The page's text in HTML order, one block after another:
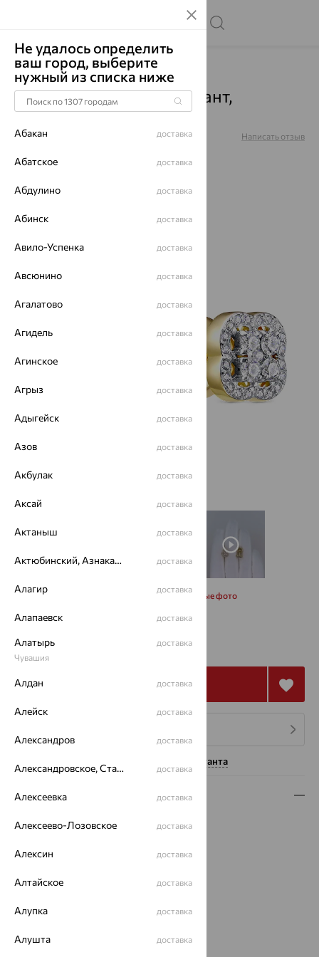
Главная Каталог Серьги Бриллиант
Серьги, золото, бриллиант,
д1501976рл
Артикул: Написать отзыв
Запросить дополнительные фото
88 695 246 374₽
Купить
Нужна помощь консультанта
Описание
Вид изделия:пусеты
Металл:
Проба:585
Вставка:
Вид вставки:
Не удалось определить
ваш город, выберите
нужный из списка ниже
Абакан доставка
Абатское доставка
Абдулино доставка
Абинск доставка
Авило-Успенка доставка
Авсюнино доставка
Агалатово доставка
Агидель доставка
Агинское доставка
Агрыз доставка
Адыгейск доставка
Азов доставка
Акбулак доставка
Аксай доставка
Актаныш доставка
Актюбинский, Азнакаевский район доставка
Алагир доставка
Алапаевск доставка
Алатырь
Чувашия
доставка
Алдан доставка
Алейск доставка
Александров доставка
Александровское, Ставропольский край доставка
Алексеевка доставка
Алексеево-Лозовское доставка
Алексин доставка
Алтайское доставка
Алупка доставка
Алушта доставка